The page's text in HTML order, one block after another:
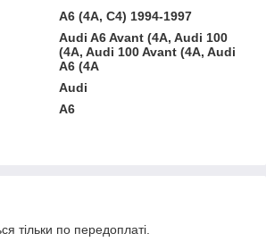
A6 (4A, C4) 1994-1997
Audi A6 Avant (4A, Audi 100
(4A, Audi 100 Avant (4A, Audi
A6 (4A
Audi
A6
тільки по передоплаті.